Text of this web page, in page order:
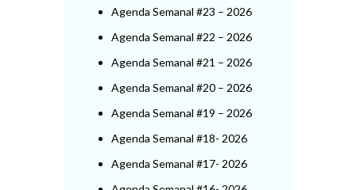
Agenda Semanal #23 – 2026
Agenda Semanal #22 – 2026
Agenda Semanal #21 – 2026
Agenda Semanal #20 – 2026
Agenda Semanal #19 – 2026
Agenda Semanal #18- 2026
Agenda Semanal #17- 2026